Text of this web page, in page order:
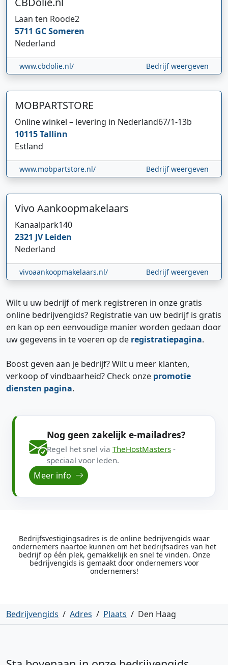
Laan ten Roode2
5711 GCSomeren
Nederland
www.cbdolie.nl/ Bedrijf weergeven
MOBPARTSTORE
Online winkel – levering in Nederland67/1-13b
10115Tallinn
Estland
www.mobpartstore.nl/ Bedrijf weergeven
Vivo Aankoopmakelaars
Kanaalpark140
2321 JVLeiden
Nederland
vivoaankoopmakelaars.nl/ Bedrijf weergeven
Wilt u uw bedrijf of merk registreren in onze gratis
online bedrijvengids? Registratie van uw bedrijf is gratis
en kan op een eenvoudige manier worden gedaan door
uw gegevens in te voeren op de registratiepagina.
Boost geven aan je bedrijf? Wilt u meer klanten,
verkoop of vindbaarheid? Check onze promotie
diensten pagina.
Nog geen zakelijk e-mailadres?
Regel het snel via TheHostMasters -
speciaal voor leden.
Meer info
Bedrijfsvestigingsadres is de online bedrijvengids waar
ondernemers naartoe kunnen om het bedrijfsadres van het
bedrijf op één plek, gemakkelijk en snel te vinden. Onze
bedrijvengids is gemaakt door ondernemers voor
ondernemers!
Bedrijvengids / Adres / Plaats / Den Haag